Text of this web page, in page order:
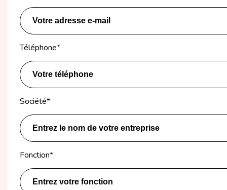
Téléphone*
Société*
Fonction*